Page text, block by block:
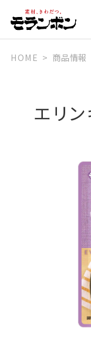
HOME 商品情報
エリ